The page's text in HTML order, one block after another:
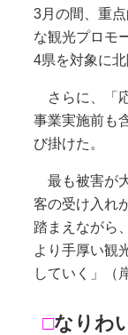
3月の間、重
な観光プロモ
4県を対象に
さらに、「
事業実施前も
び掛けた。
最も被害が
客の受け入れ
踏まえながら
より手厚い観
していく」（
□なりわ